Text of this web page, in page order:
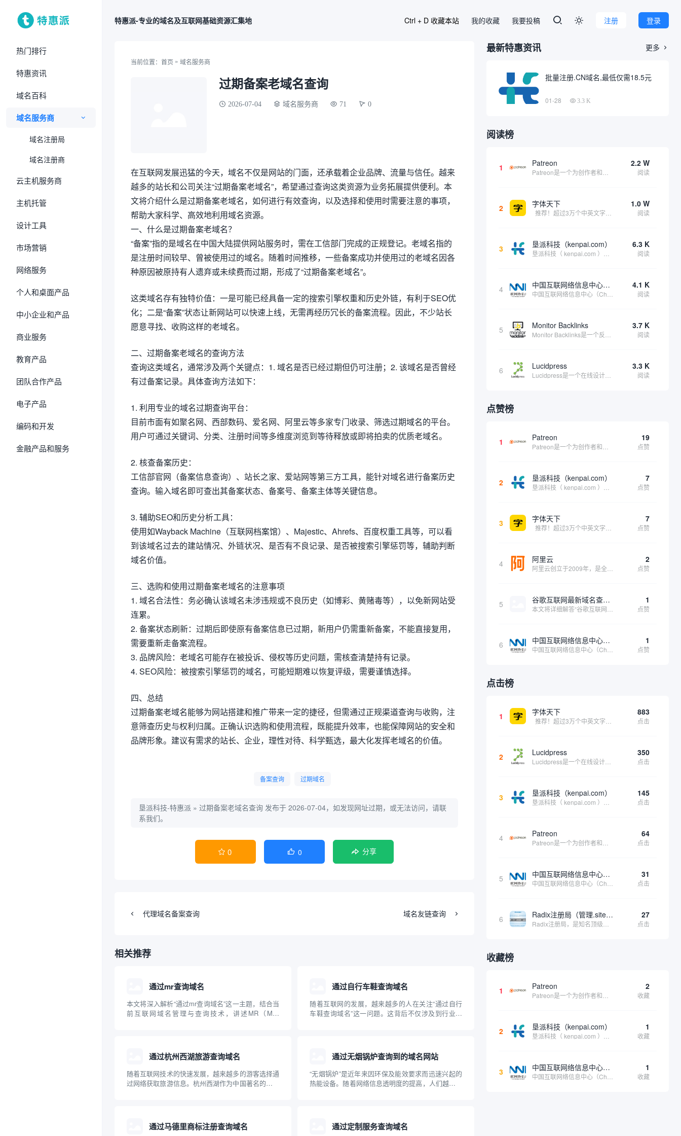
热门排行
特惠资讯
域名百科
域名服务商
域名注册局
域名注册商
云主机服务商
主机托管
设计工具
市场营销
网络服务
个人和桌面产品
中小企业和产品
商业服务
教育产品
团队合作产品
电子产品
编码和开发
金融产品和服务
特惠派-专业的域名及互联网基础资源汇集地 登录
注册

我的收藏 我要投稿
Ctrl + D 收藏本站
当前位置： 首页 » 域名服务商
过期备案老域名查询
2026-07-04 域名服务商 71 0
在互联网发展迅猛的今天，域名不仅是网站的门面，还承载着企业品牌、流量与信任。越来
越多的站长和公司关注“过期备案老域名”，希望通过查询这类资源为业务拓展提供便利。本
文将介绍什么是过期备案老域名，如何进行有效查询，以及选择和使用时需要注意的事项，
帮助大家科学、高效地利用域名资源。
一、什么是过期备案老域名？
“备案”指的是域名在中国大陆提供网站服务时，需在工信部门完成的正规登记。老域名指的
是注册时间较早、曾被使用过的域名。随着时间推移，一些备案成功并使用过的老域名因各
种原因被原持有人遗弃或未续费而过期，形成了“过期备案老域名”。
这类域名存有独特价值：一是可能已经具备一定的搜索引擎权重和历史外链，有利于SEO优
化；二是“备案”状态让新网站可以快速上线，无需再经历冗长的备案流程。因此，不少站长
愿意寻找、收购这样的老域名。
二、过期备案老域名的查询方法
查询这类域名，通常涉及两个关键点：1. 域名是否已经过期但仍可注册；2. 该域名是否曾经
有过备案记录。具体查询方法如下：
1. 利用专业的域名过期查询平台：
目前市面有如聚名网、西部数码、爱名网、阿里云等多家专门收录、筛选过期域名的平台。
用户可通过关键词、分类、注册时间等多维度浏览到等待释放或即将拍卖的优质老域名。
2. 核查备案历史：
工信部官网（备案信息查询）、站长之家、爱站网等第三方工具，能针对域名进行备案历史
查询。输入域名即可查出其备案状态、备案号、备案主体等关键信息。
3. 辅助SEO和历史分析工具：
使用如Wayback Machine（互联网档案馆）、Majestic、Ahrefs、百度权重工具等，可以看
到该域名过去的建站情况、外链状况、是否有不良记录、是否被搜索引擎惩罚等，辅助判断
域名价值。
三、选购和使用过期备案老域名的注意事项
1. 域名合法性：务必确认该域名未涉违规或不良历史（如博彩、黄赌毒等），以免新网站受
连累。
2. 备案状态刷新：过期后即使原有备案信息已过期，新用户仍需重新备案，不能直接复用，
需要重新走备案流程。
3. 品牌风险：老域名可能存在被投诉、侵权等历史问题，需核查清楚持有记录。
4. SEO风险：被搜索引擎惩罚的域名，可能短期难以恢复评级，需要谨慎选择。
四、总结
过期备案老域名能够为网站搭建和推广带来一定的捷径，但需通过正规渠道查询与收购，注
意筛查历史与权利归属。正确认识选购和使用流程，既能提升效率，也能保障网站的安全和
品牌形象。建议有需求的站长、企业，理性对待、科学甄选，最大化发挥老域名的价值。
备案查询 过期域名
垦派科技-特惠派 » 过期备案老域名查询 发布于 2026-07-04，如发现网址过期，或无法访问，请联
系我们。
 0  0 分享
代理域名备案查询 域名友链查询
相关推荐
通过mr查询域名
本文将深入解析“通过mr查询域名”这一主题，结合当
前互联网域名管理与查询技术，讲述MR（Mail
通过自行车鞋查询域名
随着互联网的发展，越来越多的人在关注“通过自行
车鞋查询域名”这一问题。这背后不仅涉及到行业产
及其对自行...
通过杭州西湖旅游查询域名
随着互联网技术的快速发展，越来越多的游客选择通
过网络获取旅游信息。杭州西湖作为中国著名的旅游
通过无烟锅炉查询到的域名网站
“无烟锅炉”是近年来因环保及能效要求而迅速兴起的
热能设备。随着网络信息透明度的提高，人们越来越
了深入科普...
通过马德里商标注册查询域名 通过定制服务查询域名
最新特惠资讯 更多 
批量注册.CN域名,最低仅需18.5元
01-28 3.3 K
阅读榜
1 Patreon 2.2 W
阅读
2 字体天下 1.0 W
阅读
3 垦派科技（kenpai.com） 6.3 K
阅读
4 中国互联网络信息中心（CNNIC） 4.1 K
阅读
5 Monitor Backlinks 3.7 K
阅读
6 Lucidpress 3.3 K
阅读
点赞榜
1 Patreon 19
点赞
2 垦派科技（kenpai.com） 7
点赞
3 字体天下 7
点赞
4 阿里云 2
点赞
5 谷歌互联网最新域名查询网址是什么 1
点赞
6 中国互联网络信息中心（CNNIC） 1
点赞
点击榜
1 字体天下 883
点击
2 Lucidpress 350
点击
3 垦派科技（kenpai.com） 145
点击
4 Patreon 64
点击
5 中国互联网络信息中心（CNNIC） 31
点击
6 Radix注册局（管理.site、.online等顶级域名） 27
点击
收藏榜
1 Patreon 2
收藏
2 垦派科技（kenpai.com） 1
收藏
3 中国互联网络信息中心（CNNIC） 1
收藏